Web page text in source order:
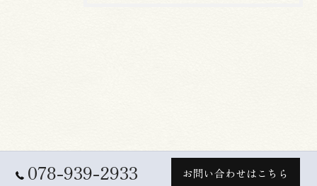
078-939-2933 お問い合わせはこちら